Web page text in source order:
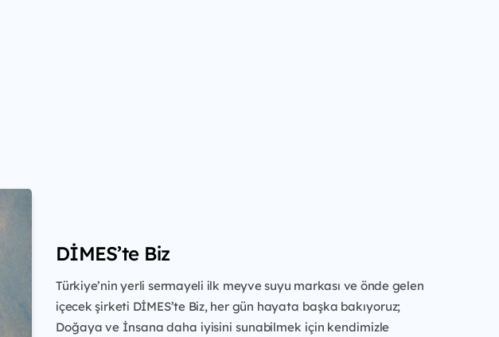
DİMES’te Biz
Türkiye’nin yerli sermayeli ilk meyve suyu markası ve önde gelen
içecek şirketi DİMES’te Biz, her gün hayata başka bakıyoruz;
Doğaya ve İnsana daha iyisini sunabilmek için kendimizle